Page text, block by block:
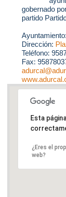
gobernado
partido
Ayuntamiento:
Dirección:
Teléfono:
Fax:
Esta
¿Eres el
web?